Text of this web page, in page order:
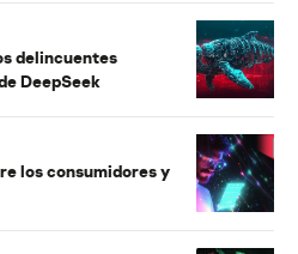
delincuentes
DeepSeek
los consumidores y